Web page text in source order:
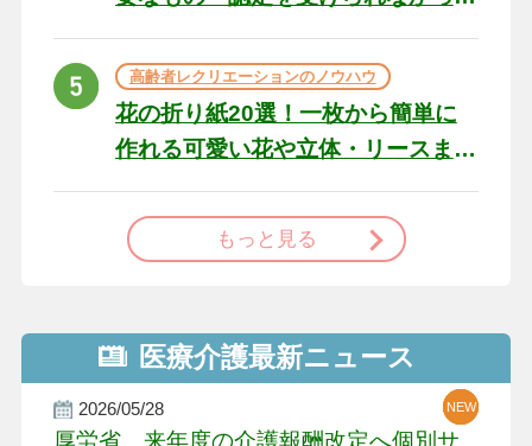
高齢者レクリエーションのノウハウ
花の折り紙20選！一枚から簡単に
作れる可愛い花や立体・リースま
もっと見る
医療介護最新ニュース
2026/05/28
厚労省、来年度の介護報酬改定へ個別サ
NEW
NEW
NEW